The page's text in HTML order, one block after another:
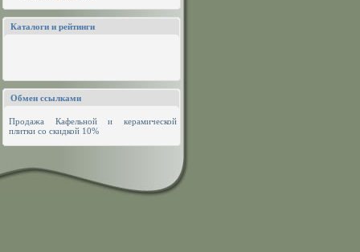
Каталоги и рейтинги
Обмен ссылками
Продажа Кафельной и керамической
плитки со скидкой 10%